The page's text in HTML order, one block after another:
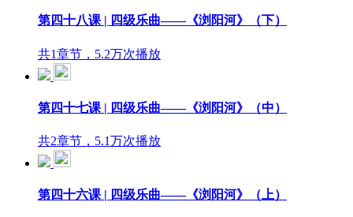
第四十八课 | 四级乐曲——《浏阳河》（下）
共1章节，5.2万次播放
第四十七课 | 四级乐曲——《浏阳河》（中）
共2章节，5.1万次播放
第四十六课 | 四级乐曲——《浏阳河》（上）